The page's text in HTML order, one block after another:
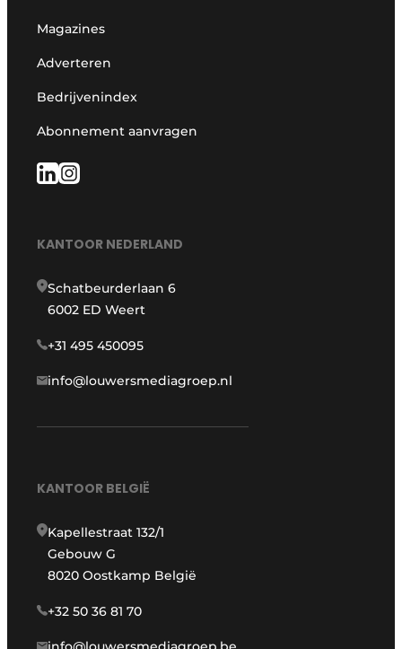
Magazines
Adverteren
Bedrijvenindex
Abonnement aanvragen
KANTOOR NEDERLAND
Schatbeurderlaan 6
6002 ED Weert
+31 495 450095
info@louwersmediagroep.nl
KANTOOR BELGIË
Kapellestraat 132/1
Gebouw G
8020 Oostkamp België
+32 50 36 81 70